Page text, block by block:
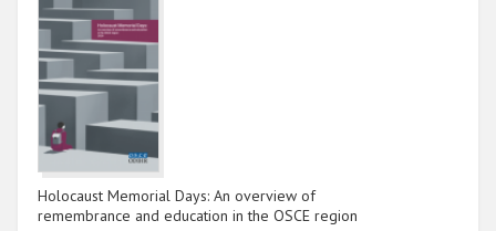
Holocaust Memorial Days: An overview of
remembrance and education in the OSCE region